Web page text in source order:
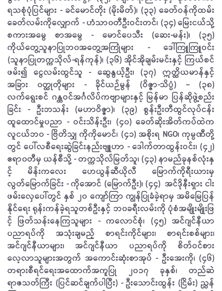
ရသစုံပုံပြင်များ - ခင်မောင်တိုး (မိုးမိတ်)၊ (၃၃) ခေတ်ဝန်ကိုထမ်း
ခေတ်လမ်းကိုလျှောက် - ဟံသာ၀တီဦးဝင်းတင်၊ (၃၄) မြေးငယ်သို့
စကားအမွေ စာအမွေ - မောင်ပေသီး (ဆေး-မန်း)၊ (၃၅)
ကိုယ်တွေ့သူနာပြုဘ၀အတွေ့အကြုံများ - ဒေါ်ကြူကြူဝင်း
(သူနာပြုတက္ကသိုလ်-ရန်ကုန်)၊ (၃၆) အိုင်အိုချမ်းမင်းနှင့် ကြယ်စင်
ဖမ်း၍ ငွေလမ်းထွင်သူ - ဆွေနွယ့်ဦး၊ (၃၇) ဣတ္ထိယမာန်နှင့်
အခြား ၀တ္ထုတိုများ - ခိုင်ယဉ်မွန် (ဝိဇ္ဇာ-သိပ္ပံ) – (၃၈)
လက်ရွေးစင် ဂန္ထဝင်အင်္ဂလိပ်ကဗျာများနှင့် မြန်မာ ပြန်ဆိုဖွဲ့စည်း
ခြင်း - ဦးဘသန်း (မဟာဝိဇ္ဇာ)၊ (၃၉) စွန်းဦးတီထွင်လုပ်ငန်း
ထူထောင်မှုပညာ - ဝင်းသိန်းဦး၊ (၄၀) ခေတ်ဆိုးအိတ်ကပ်ထဲက
လူငယ်ဘ၀ - ဗြိတိသျှ ကိုကိုမောင်၊ (၄၁) အစိုးရ NGO၊ ကုမ္ပဏီတို့
တွင် ပေါ်လစီရေးဆွဲခြင်းနည်းဗျူဟာ - ဒေါက်တာထွန်းဝင်း၊ (၄၂)
ဧရာ၀တီမှ ယန်စီသို့ - တက္ကသိုလ်မြတ်သူ၊ (၄၃) နာမည်ခုနစ်လုံးနှ
င့် မိန်းကလေး ဟေယွန်ဆီယိုလီ မြောက်ကိုရီးယားမှ
လွတ်မြောက်ခြင်း - ကိုအောင် (မြောက်ဦး)၊ (၄၄) အင်ဒိုနီးရှား ငါး
ဖမ်းလှေပေါ်တွင် နှစ် ၂၀ ကျော်ကြာ ကျွန်ပြုခံခဲ့ရာမှ အမိမြေပြန်
နိုင်ရေး ရုန်းကန်ခဲ့ရသူတစ်ဦးနှင့် ဘ၀ခရီးလမ်းကို ပုံစံအမျိုးမျိုးဖြ
င့် ဖြတ်သန်းနေကြသူများ - ကလောင်စုံ၊ (၄၅) အင်ဂျင်နီယာ
ပညာရပ်ကို အသုံးချမည့် စာရင်းကိုင်များ၊ စာရင်းစစ်များ၊
အင်ဂျင်နီယာများ၊ အင်ဂျင်နီယာ ပညာရပ်ကို စိတ်ဝင်စား
လေ့လာသူများအတွက် အကောင်းဆုံးစာအုပ် - ဦးအေးကို၊ (၄၆)
တရားစီရင်ရေးအထောက်အကူပြု ၂၀၁၇ ခုနှစ်၊ တည်ဆဲ
ရာဇသတ်ကြီး (ပြင်ဆင်ချက်ပါပြီး) - ဦးသောင်းထွန်း (ငြိမ်း) ညွှန်